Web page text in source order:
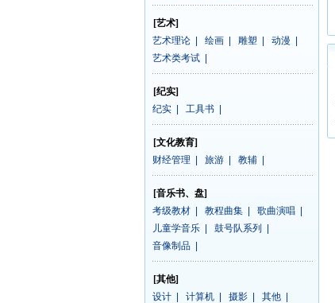
[艺术]
艺术理论
绘画 雕塑 动漫
艺术类考试
[纪实]
纪实
工具书
[文化教育]
财经管理
旅游 教辅
[音乐书、盘]
考级教材
教程曲集 歌曲演唱
儿童学音乐
鼓号队系列
音像制品
[其他]
设计
计算机 摄影 其他